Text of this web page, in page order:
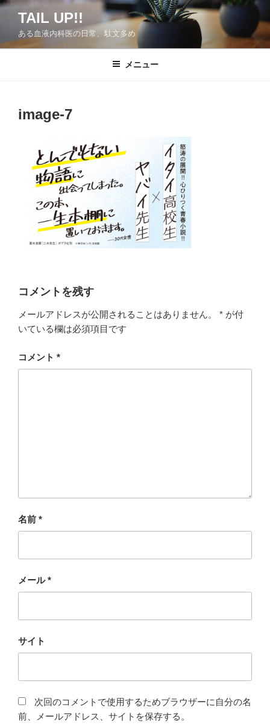
コ
ン
TAIL UP!!
ある血液内科医の日常、駄文多め
メニュー
image-7
コメントを残す
メールアドレスが公開されることはありません。 * が付
いている欄は必須項目です
コメント *
名前 *
メール*
サイト
次回のコメントで使用するためブラウザーに自分の名
前、メールアドレス、サイトを保存する。